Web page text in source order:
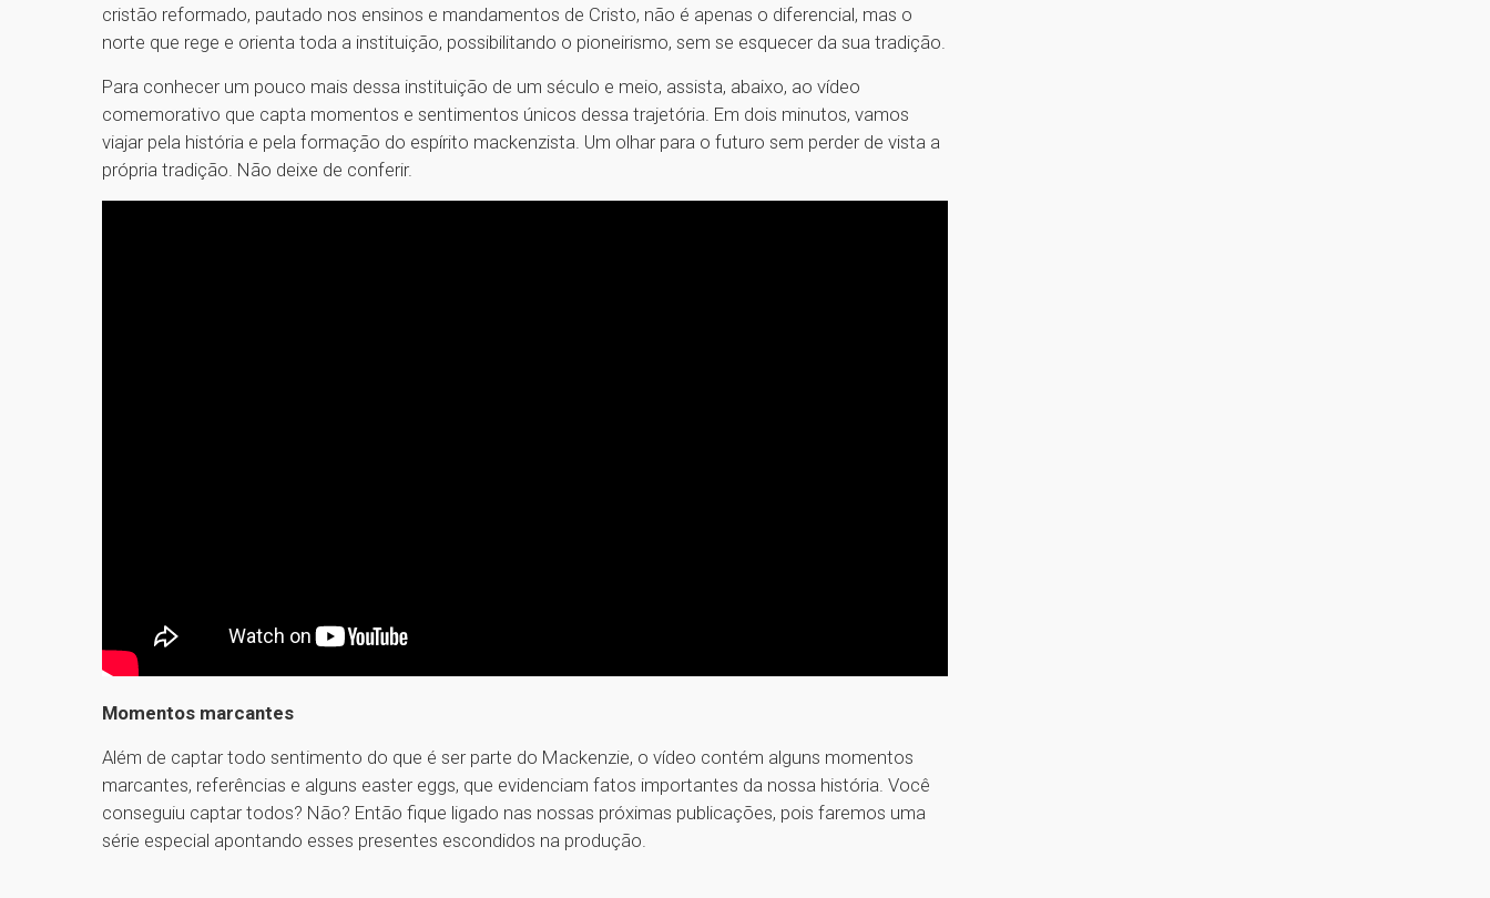
cristão reformado, pautado nos ensinos e mandamentos de Cristo, não é apenas o diferencial, mas o
norte que rege e orienta toda a instituição, possibilitando o pioneirismo, sem se esquecer da sua tradição.
Para conhecer um pouco mais dessa instituição de um século e meio, assista, abaixo, ao vídeo
comemorativo que capta momentos e sentimentos únicos dessa trajetória. Em dois minutos, vamos
viajar pela história e pela formação do espírito mackenzista. Um olhar para o futuro sem perder de vista a
própria tradição. Não deixe de conferir.
Momentos marcantes
Além de captar todo sentimento do que é ser parte do Mackenzie, o vídeo contém alguns momentos
marcantes, referências e alguns easter eggs, que evidenciam fatos importantes da nossa história. Você
conseguiu captar todos? Não? Então fique ligado nas nossas próximas publicações, pois faremos uma
série especial apontando esses presentes escondidos na produção.
1